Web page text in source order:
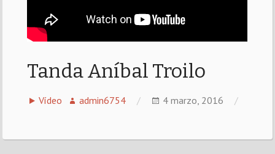
Tanda Aníbal Troilo
Vídeo admin6754 4 marzo, 2016